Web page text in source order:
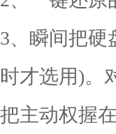
3、瞬间把硬
时才选用)。
把主动权握